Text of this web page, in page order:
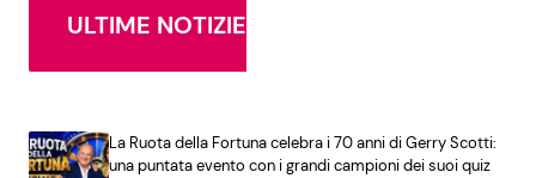
ULTIME NOTIZIE
La Ruota della Fortuna celebra i 70 anni di Gerry Scotti:
una puntata evento con i grandi campioni dei suoi quiz